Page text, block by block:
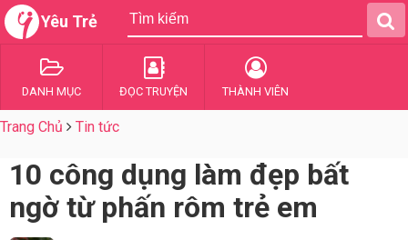
Yêu Trẻ
DANH MỤC ĐỌC TRUYỆN THÀNH VIÊN
Trang Chủ Tin tức
10 công dụng làm đẹp bất
ngờ từ phấn rôm trẻ em